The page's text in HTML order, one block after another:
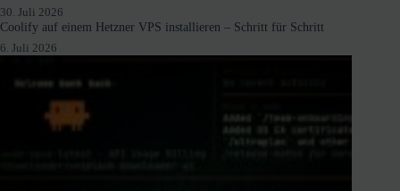
30. Juli 2026
Coolify auf einem Hetzner VPS installieren – Schritt für Schritt
6. Juli 2026